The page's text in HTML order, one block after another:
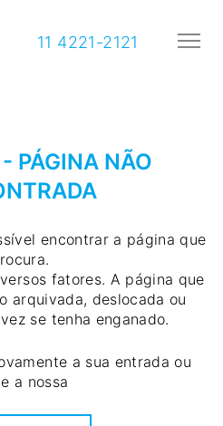
11 4221-2121
PÁGINA NÃO
encontrar a página que
fatores. A página que
arquivada, deslocada ou
se tenha enganado.
a sua entrada ou
a nossa